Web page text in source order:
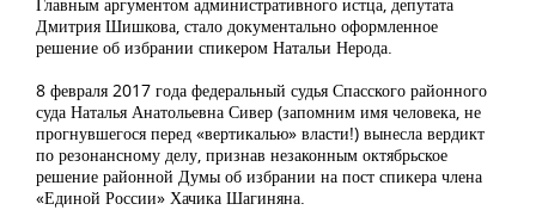
Дмитрия Шишкова, стало документально оформленное
решение об избрании спикером Натальи Нерода.
8 февраля 2017 года федеральный судья Спасского районного
суда Наталья Анатольевна Сивер (запомним имя человека, не
прогнувшегося перед «вертикалью» власти!) вынесла вердикт
по резонансному делу, признав незаконным октябрьское
решение районной Думы об избрании на пост спикера члена
«Единой России» Хачика Шагиняна.